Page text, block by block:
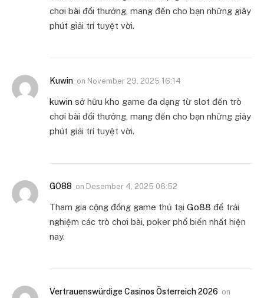
chơi bài đổi thưởng, mang đến cho bạn những giây
phút giải trí tuyệt vời.
Kuwin on November 29, 2025 16:14
kuwin sở hữu kho game đa dạng từ slot đến trò
chơi bài đổi thưởng, mang đến cho bạn những giây
phút giải trí tuyệt vời.
GO88 on Desember 4, 2025 06:52
Tham gia cộng đồng game thủ tại Go88 để trải
nghiệm các trò chơi bài, poker phổ biến nhất hiện
nay.
Vertrauenswürdige Casinos Österreich 2026 on